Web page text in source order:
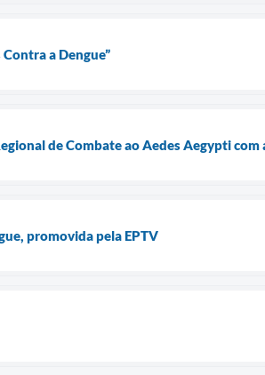
a Dengue”
de Combate ao Aedes Aegypti com
promovida pela EPTV